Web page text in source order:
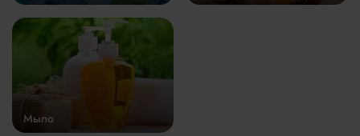
Мыло